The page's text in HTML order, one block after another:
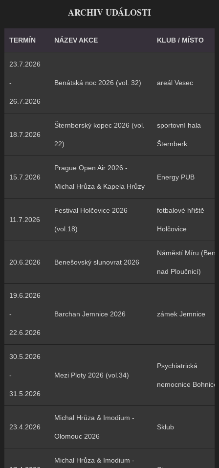
ARCHIV UDÁLOSTI
TERMÍN NÁZEV AKCE KLUB / MÍSTO
23.7.2026
-
26.7.2026
Benátská noc 2026 (vol. 32) areál Vesec
18.7.2026
Šternberský kopec 2026 (vol.
22)
sportovní hala
Šternberk
15.7.2026
Prague Open Air 2026 -
Michal Hrůza & Kapela Hrůzy
Energy PUB
11.7.2026
Festival Holčovice 2026
(vol.18)
fotbalové hřiště
Holčovice
20.6.2026 Benešovský slunovrat 2026
Náměstí Míru
nad Ploučnicí)
19.6.2026
-
22.6.2026
Barchan Jemnice 2026 zámek Jemnice
30.5.2026
-
31.5.2026
Mezi Ploty 2026 (vol.34)
Psychiatrická
nemocnice Bohnice
23.4.2026
Michal Hrůza & Imodium -
Olomouc 2026
Sklub
Michal Hrůza & Imodium -